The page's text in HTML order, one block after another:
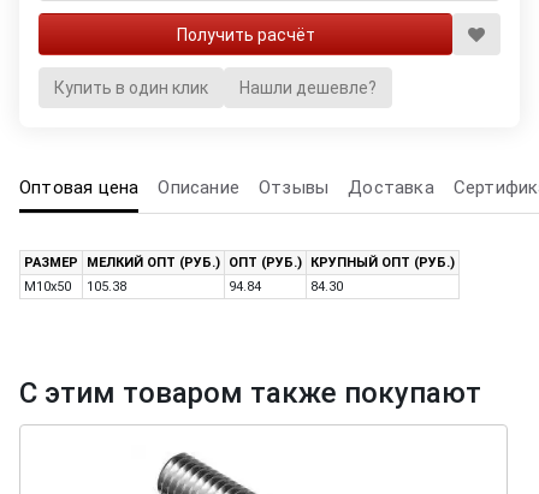
Купить в один клик Нашли дешевле?
Оптовая цена Описание Отзывы Доставка
РАЗМЕР МЕЛКИЙ ОПТ (РУБ.) ОПТ (РУБ.)
КРУПНЫЙ ОПТ (РУБ.)
M10x50
105.38 94.84 84.30
С этим товаром также покупают